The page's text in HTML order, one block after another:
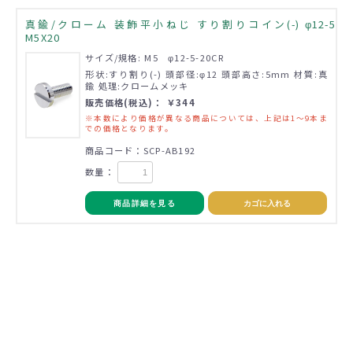
真鍮/クローム 装飾平小ねじ すり割りコイン(-) φ12-5
M5X20
サイズ/規格: M5 φ12-5-20CR
形状:すり割り(-) 頭部径:φ12 頭部高さ:5mm 材質:真
鍮 処理:クロームメッキ
販売価格(税込)： ￥344
※本数により価格が異なる商品については、上記は1～9本ま
での価格となります。
商品コード：SCP-AB192
数量：
商品詳細を見る カゴに入れる